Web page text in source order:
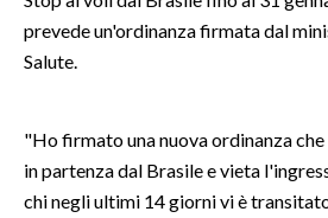
SALUTE
prevede un'ordinanza firmata dal
Salute.
"Ho firmato una nuova ordinanza
in partenza dal Brasile e vieta
chi negli ultimi 14 giorni vi è